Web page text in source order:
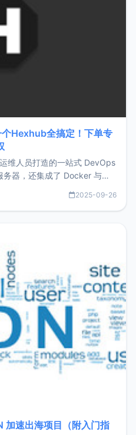
Hexhub全搞定！下单专
维人员打造的一站式 DevOps
器，还集成了 Docker 与常
可同时搞定运维与数据库操
2025-09-26
加速出海项目（附入门指